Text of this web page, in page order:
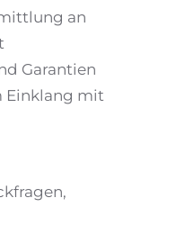
an
Garantien
Einklang mit